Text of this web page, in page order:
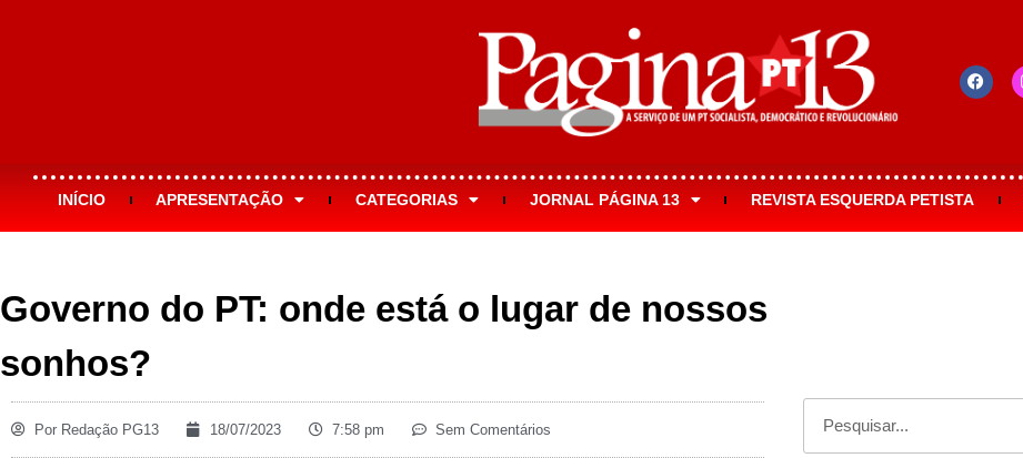
INÍCIO APRESENTAÇÃO CATEGORIAS JORNAL PÁGINA 13 REVISTA ESQUERDA PETISTA
Governo do PT: onde está o lugar de nossos
sonhos?
Por Redação PG13 18/07/2023 7:58 pm Sem Comentários